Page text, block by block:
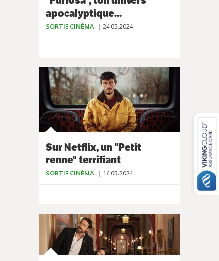
apocalyptique...
SORTIE CINÉMA 24.05.2024
Sur Netflix, un "Petit
renne" terrifiant
SORTIE CINÉMA 16.05.2024